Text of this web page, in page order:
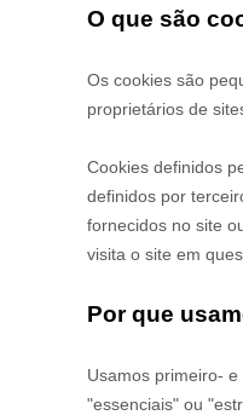
O que são
Os cookies são
proprietários de
Cookies definidos
definidos por
fornecidos no site
visita o site em
Por que
Usamos primeiro- e
"essenciais" ou